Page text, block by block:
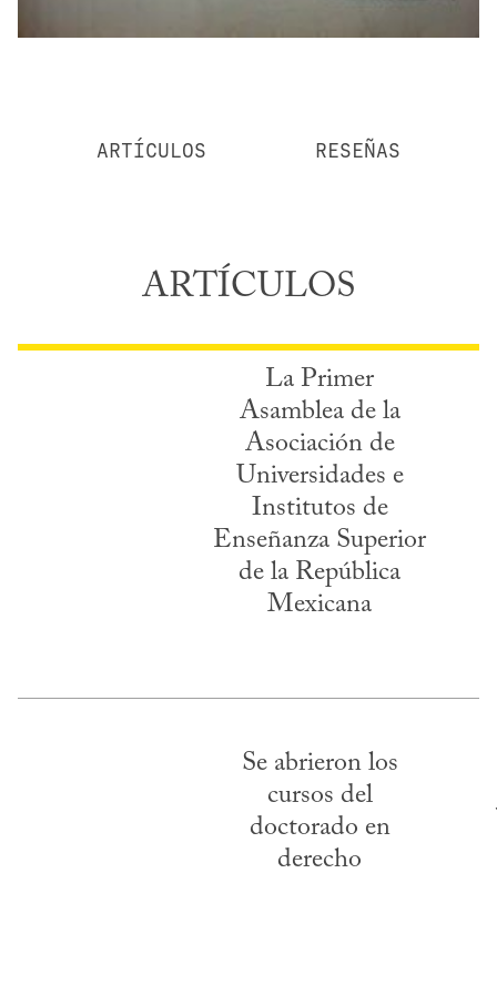
ARTÍCULOS RESEÑAS
ARTÍCULOS
La Primer
Asamblea de la
Asociación de
Universidades e
Institutos de
Enseñanza Superior
de la República
Mexicana
Se abrieron los
cursos del
doctorado en
derecho